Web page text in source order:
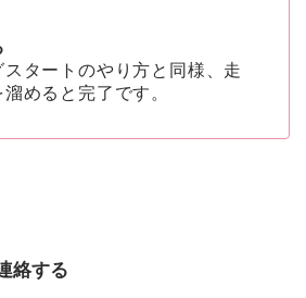
スタートのやり方と同様、走
めると完了です。
絡する